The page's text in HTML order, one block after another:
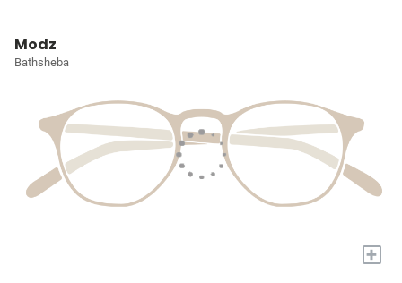
Modz
Bathsheba
+